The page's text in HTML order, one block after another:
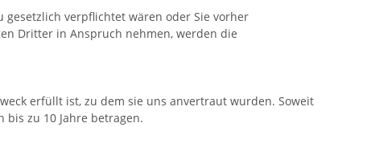
verpflichtet wären oder Sie vorher
Dritter in Anspruch nehmen, werden die
erfüllt ist, zu dem sie uns anvertraut wurden. Soweit
zu 10 Jahre betragen.